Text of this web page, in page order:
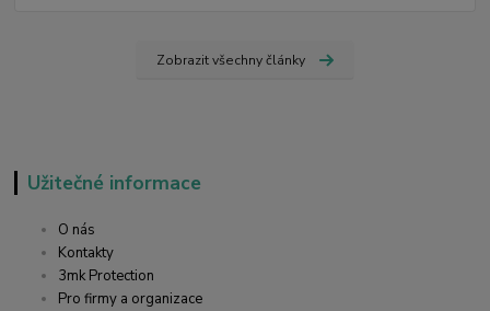
Zobrazit všechny články
Užitečné informace
O nás
Kontakty
3mk Protection
Pro firmy a organizace